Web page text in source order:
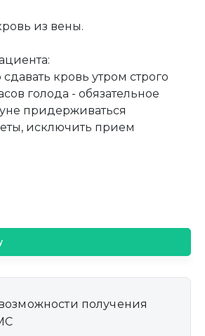
из вены.
кровь утром строго
голода - обязательное
придерживаться
исключить прием
получения